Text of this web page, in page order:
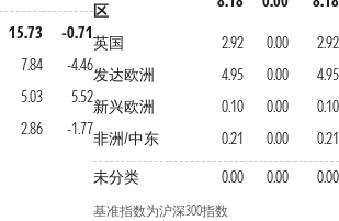
15.73
-0.71
7.84
-4.46
5.03
5.52
2.86 -1.77
区
英国 2.92 0.00
2.92
发达欧洲
4.95 0.00
4.95
新兴欧洲
0.10 0.00
0.10
非洲/中东
0.21 0.00
0.21
未分类
0.00 0.00 0.00
基准指数为沪深300指数